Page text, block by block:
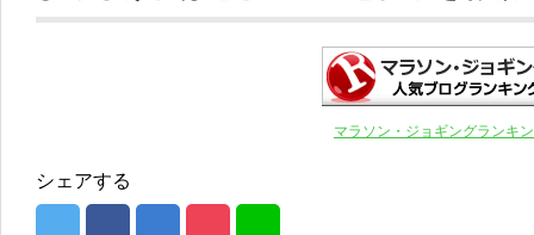
マラソン・ジョギングランキ
シェアする